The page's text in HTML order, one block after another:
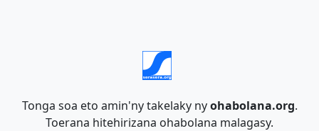
Tonga soa eto amin'ny takelaky nyohabolana.org.
Toerana hitehirizana ohabolana malagasy.